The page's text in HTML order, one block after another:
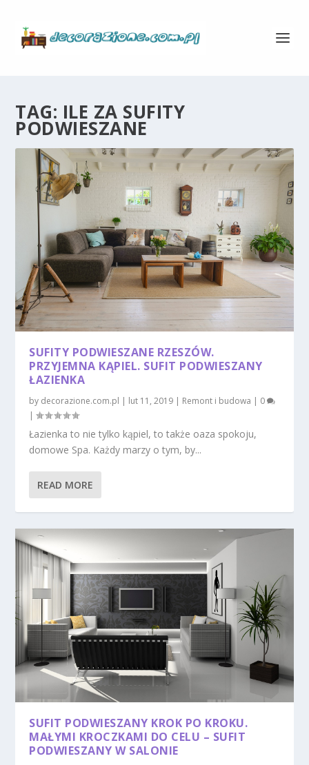
TAG: ILE ZA SUFITY
PODWIESZANE
SUFITY PODWIESZANE RZESZÓW.
PRZYJEMNA KĄPIEL. SUFIT PODWIESZANY
ŁAZIENKA
by decorazione.com.pl lut 11, 2019 Remont i budowa
0
|
Łazienka to nie tylko kąpiel, to także oaza spokoju,
domowe Spa. Każdy marzy o tym, by...
READ MORE
SUFIT PODWIESZANY KROK PO KROKU.
MAŁYMI KROCZKAMI DO CELU – SUFIT
PODWIESZANY W SALONIE